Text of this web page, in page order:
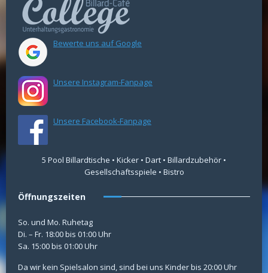
Bewerte uns auf Google
Unsere Instagram-Fanpage
Unsere Facebook-Fanpage
5 Pool Billardtische • Kicker • Dart • Billardzubehör •
Gesellschaftsspiele • Bistro
Öffnungszeiten
So. und Mo. Ruhetag
Di. – Fr. 18:00 bis 01:00 Uhr
Sa. 15:00 bis 01:00 Uhr
Da wir kein Spielsalon sind, sind bei uns Kinder bis 20:00 Uhr